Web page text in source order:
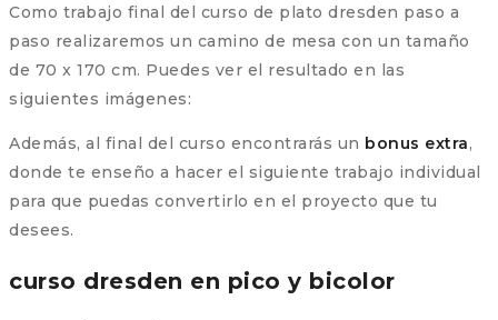
Como trabajo final del curso de plato dresden paso a
paso realizaremos un camino de mesa con un tamaño
de 70 x 170 cm. Puedes ver el resultado en las
siguientes imágenes:
Además, al final del curso encontrarás un bonus extra,
donde te enseño a hacer el siguiente trabajo individual
para que puedas convertirlo en el proyecto que tu
desees.
curso dresden en pico y bicolor